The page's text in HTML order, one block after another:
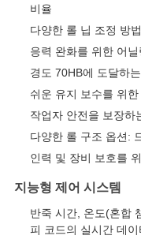
문
을
요
구
하
세
요
비율
다양한 롤 닙 조정 방
응력 완화를 위한 어
경도 70HB에 도달하
쉬운 유지 보수를 위
작업자 안전을 보장하
다양한 롤 구조 옵션:
인력 및 장비 보호를
지능형 제어 시스템
반죽 시간, 온도(혼합
피 코드의 실시간 데